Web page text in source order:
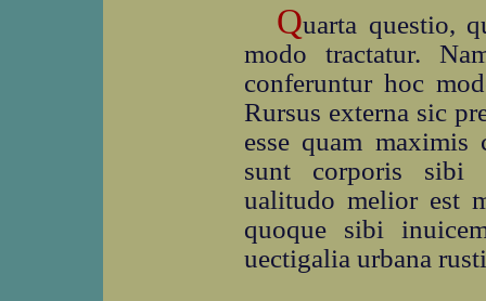
Quarta questio,
modo tractatur.
conferuntur hoc
Rursus externa sic
esse quam
sunt corporis sibi
ualitudo melior est
quoque sibi
uectigalia urbana